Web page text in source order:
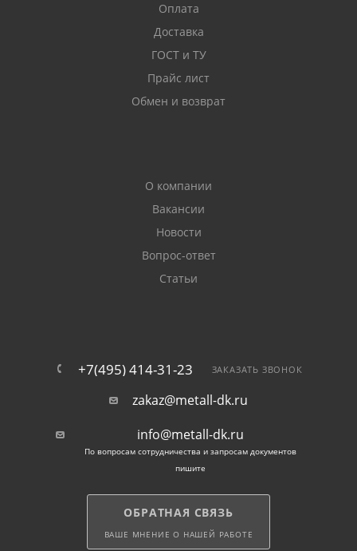
Оплата
Доставка
ГОСТ и ТУ
Прайс лист
Обмен и возврат
О компании
Вакансии
Новости
Вопрос-ответ
Статьи
+7(495) 414-31-23 ЗАКАЗАТЬ ЗВОНОК
zakaz@metall-dk.ru
info@metall-dk.ru
По вопросам сотрудничества и запросам документов
пишите
ОБРАТНАЯ СВЯЗЬ
ВАШЕ МНЕНИЕ О НАШЕЙ РАБОТЕ